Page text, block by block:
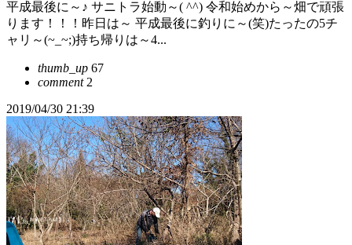
平成最後に～♪ サニトラ始動～( ^^) 令和始めから～畑で頑張
ります！！！昨日は～ 平成最後に釣りに～(笑)たったの5チ
ャリ～(~_~;)持ち帰りは～4...
thumb_up 67
comment2
2019/04/30 21:39